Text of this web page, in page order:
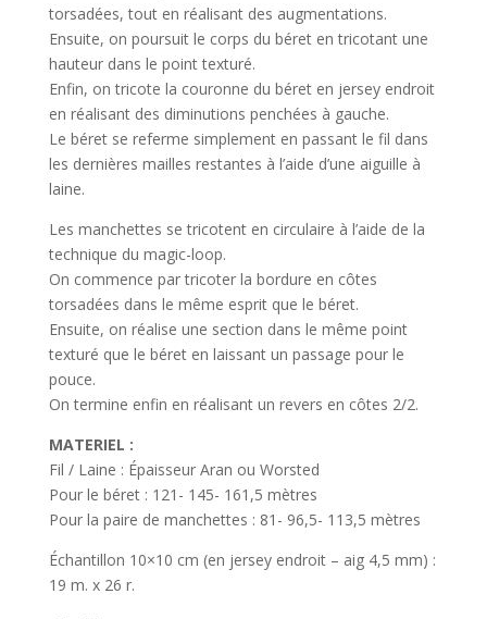
torsadées, tout en réalisant des augmentations.
Ensuite, on poursuit le corps du béret en tricotant une
hauteur dans le point texturé.
Enfin, on tricote la couronne du béret en jersey endroit
en réalisant des diminutions penchées à gauche.
Le béret se referme simplement en passant le fil dans
les dernières mailles restantes à l’aide d’une aiguille à
laine.
Les manchettes se tricotent en circulaire à l’aide de la
technique du magic-loop.
On commence par tricoter la bordure en côtes
torsadées dans le même esprit que le béret.
Ensuite, on réalise une section dans le même point
texturé que le béret en laissant un passage pour le
pouce.
On termine enfin en réalisant un revers en côtes 2/2.
MATERIEL :
Fil / Laine : Épaisseur Aran ou Worsted
Pour le béret : 121- 145- 161,5 mètres
Pour la paire de manchettes : 81- 96,5- 113,5 mètres
Échantillon 10×10 cm (en jersey endroit – aig 4,5 mm) :
19 m. x 26 r.